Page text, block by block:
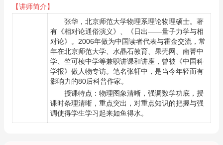
【讲师简介】
张华 ，北京师范大学物理系理论物理硕士。著
有《相对论通俗演义》、《日出——量子力学与相
对论》。2006年做为中国读者代表与霍金交流，常
年在北京师范大学、水晶石教育、果壳网、南菁中
学、竺可桢中学等兼职讲课和讲座，曾被《中国科
学报》做人物专访。笔名张轩中，是当今年轻而有
影响力的80后科普作家。
授课特点：物理图象清晰，强调数学功底，授
课时条理清晰，重点突出，对重点知识的把握与强
调使得学生学习起来如鱼得水。